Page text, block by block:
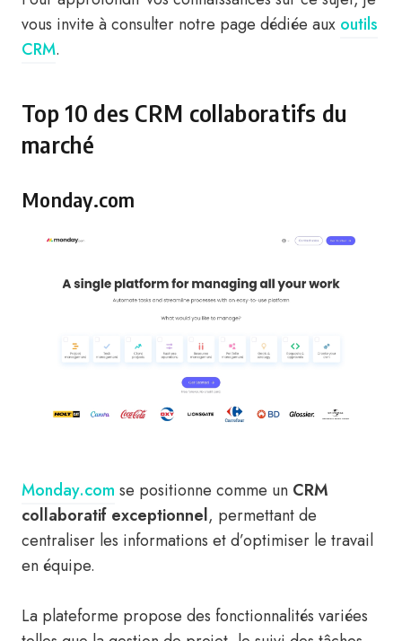
vous invite à consulter notre page dédiée aux outils
CRM.
Top 10 des CRM collaboratifs du
marché
Monday.com
Monday.com se positionne comme un CRM
collaboratif exceptionnel, permettant de
centraliser les informations et d’optimiser le travail
en équipe.
La plateforme propose des fonctionnalités variées